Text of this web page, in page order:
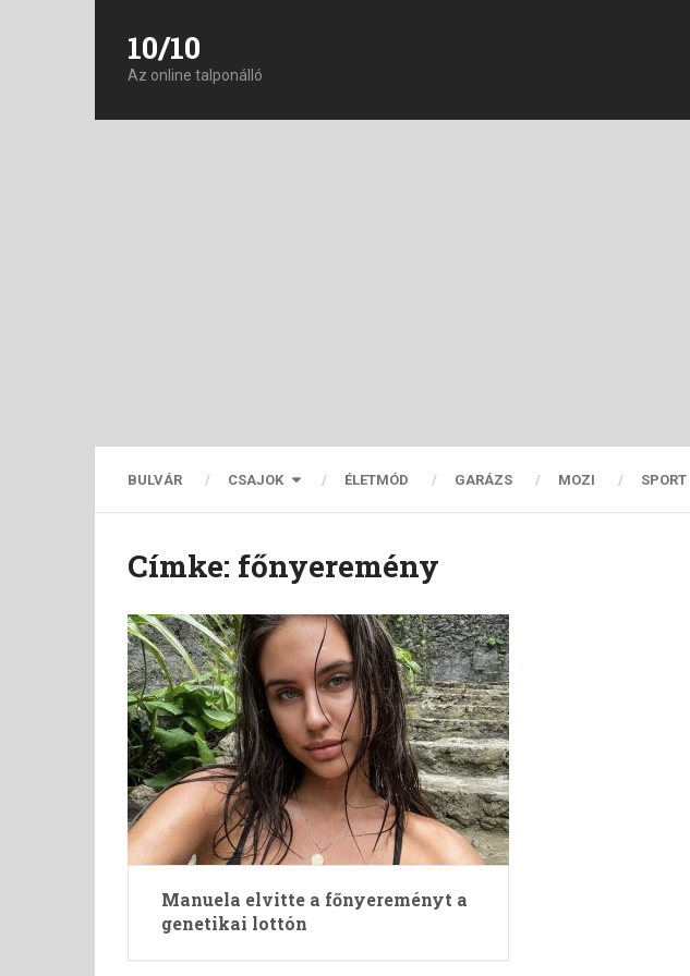
10/10
Az online talponálló
BULVÁR CSAJOK ÉLETMÓD GARÁZS MOZI SPORT
Címke: főnyeremény
Manuela elvitte a főnyereményt a
genetikai lottón